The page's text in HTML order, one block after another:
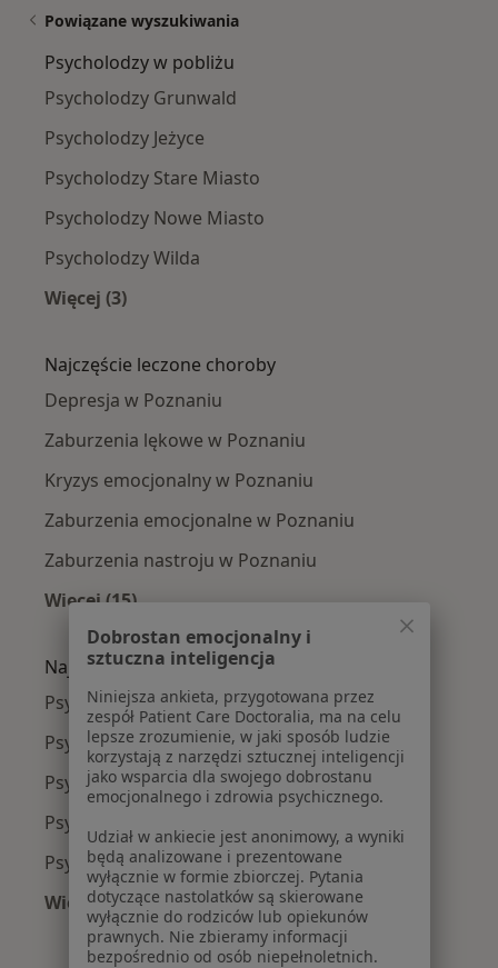
Powiązane wyszukiwania
Psycholodzy w pobliżu
Psycholodzy Grunwald
Psycholodzy Jeżyce
Psycholodzy Stare Miasto
Psycholodzy Nowe Miasto
Psycholodzy Wilda
Więcej (3)
Najczęście leczone choroby
Depresja w Poznaniu
Zaburzenia lękowe w Poznaniu
Kryzys emocjonalny w Poznaniu
Zaburzenia emocjonalne w Poznaniu
Zaburzenia nastroju w Poznaniu
Więcej (15)
Więcej w kategorii: Najczęście leczone
Najpopularniejsze ubezpieczenia
Psycholodzy z Allianz w Poznaniu
Psycholodzy z PZU Zdrowie w Poznaniu
Psycholodzy z Enel-med w Poznaniu
Psycholodzy z NFZ w Poznaniu
Psycholodzy z TELEMEDI w Poznaniu
Więcej (9)
Więcej w kategorii: Najpopularniejsze
Dobrostan emocjonalny i
sztuczna inteligencja
Niniejsza ankieta, przygotowana przez
zespół Patient Care Doctoralia, ma na celu
lepsze zrozumienie, w jaki sposób ludzie
korzystają z narzędzi sztucznej inteligencji
jako wsparcia dla swojego dobrostanu
emocjonalnego i zdrowia psychicznego.
Udział w ankiecie jest anonimowy, a wyniki
będą analizowane i prezentowane
wyłącznie w formie zbiorczej. Pytania
dotyczące nastolatków są skierowane
wyłącznie do rodziców lub opiekunów
prawnych. Nie zbieramy informacji
bezpośrednio od osób niepełnoletnich.